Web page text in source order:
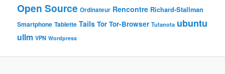
Open Source Ordinateur Rencontre Richard-Stallman
Smartphone Tablette Tails Tor Tor-Browser Tutanota ubuntu
ullm VPN Wordpress